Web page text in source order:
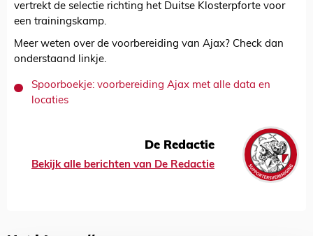
vertrekt de selectie richting het Duitse Klosterpforte voor
een trainingskamp.
Meer weten over de voorbereiding van Ajax? Check dan
onderstaand linkje.
Spoorboekje: voorbereiding Ajax met alle data en
locaties
De Redactie
Bekijk alle berichten van De Redactie